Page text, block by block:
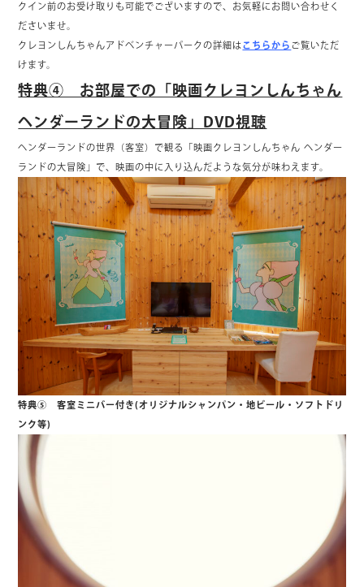
クイン前のお受け取りも可能でございますので、お気軽にお問い合わせく
ださいませ。
クレヨンしんちゃんアドベンチャーパークの詳細はこちらから ご覧いただ
けます。
特典④ お部屋での「映画クレヨンしんちゃん
ヘンダーランドの大冒険」DVD視聴
ヘンダーランドの世界（客室）で観る「映画クレヨンしんちゃん ヘンダー
ランドの大冒険」で、映画の中に入り込んだような気分が味わえます。
特典⑤ 客室ミニバー付き(オリジナルシャンパン・地ビール・ソフトドリ
ンク等)